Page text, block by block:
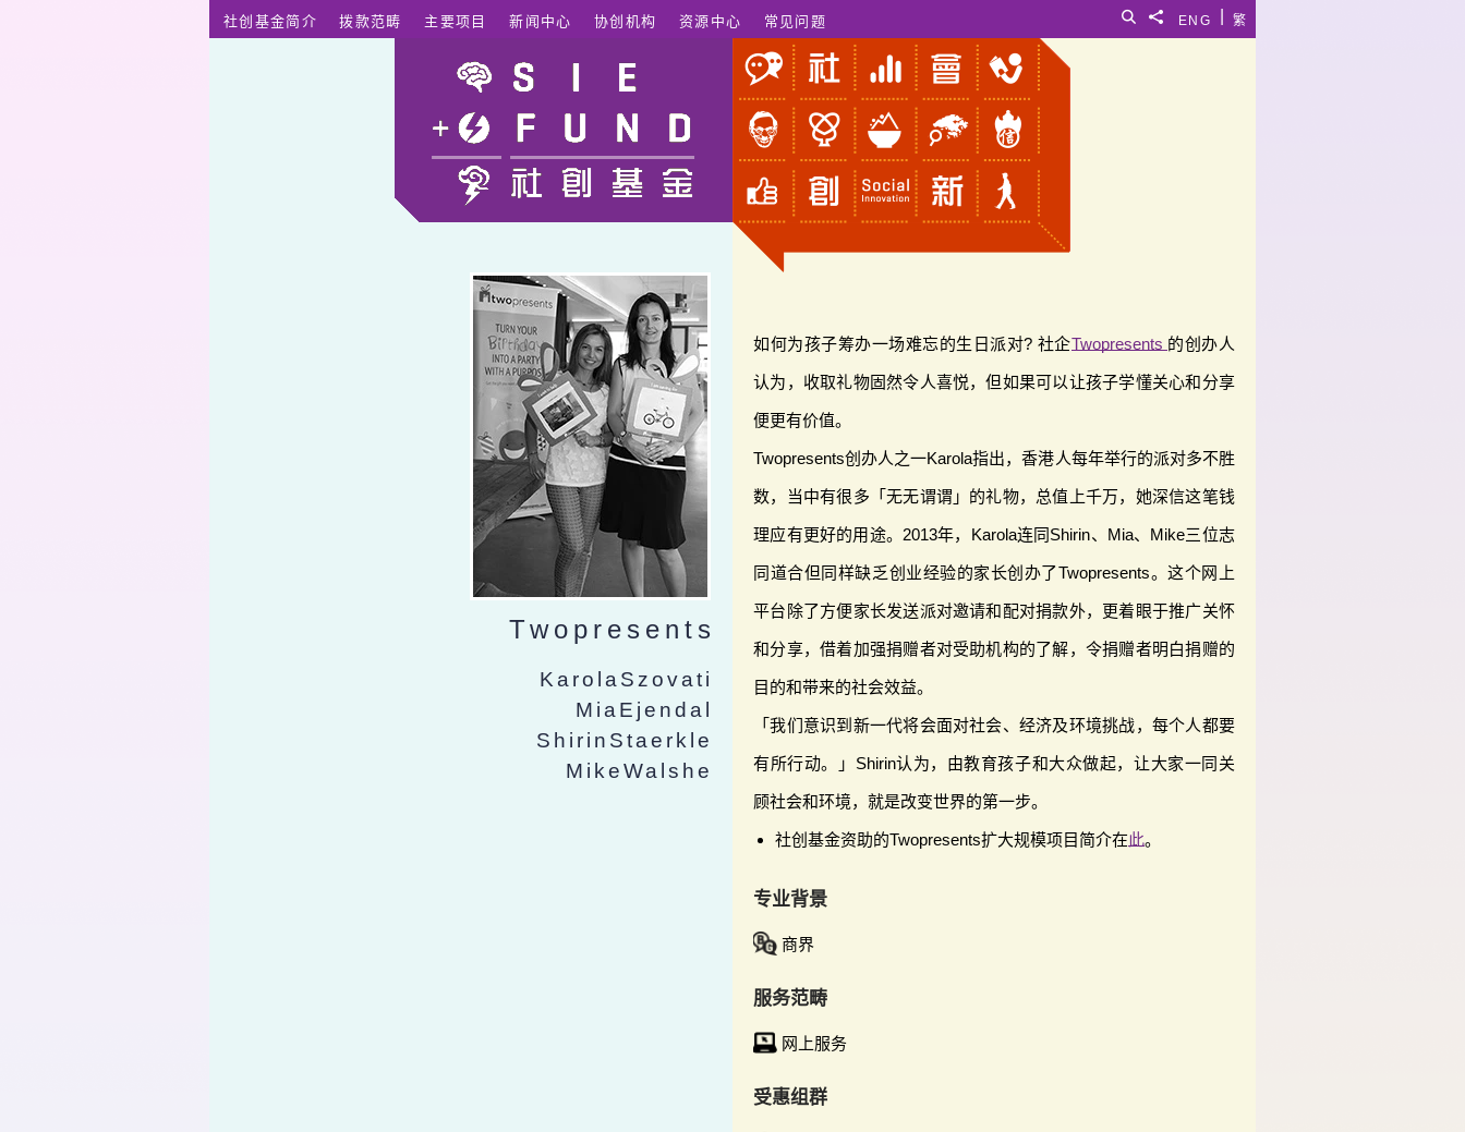
繁
ENG
分享給
搜寻
社创基金简介 拨款范畴 主要项目 新闻中心 协创机构 资源中心 常见问题
Twopresents
KarolaSzovati
MiaEjendal
ShirinStaerkle
MikeWalshe
如何为孩子筹办一场难忘的生日派对? 社企Twopresents 的创办人
认为，收取礼物固然令人喜悦，但如果可以让孩子学懂关心和分享
便更有价值。
Twopresents创办人之一Karola指出，香港人每年举行的派对多不胜
数，当中有很多「无无谓谓」的礼物，总值上千万，她深信这笔钱
理应有更好的用途。2013年，Karola连同Shirin、Mia、Mike三位志
同道合但同样缺乏创业经验的家长创办了Twopresents。这个网上
平台除了方便家长发送派对邀请和配对捐款外，更着眼于推广关怀
和分享，借着加强捐赠者对受助机构的了解，令捐赠者明白捐赠的
目的和带来的社会效益。
「我们意识到新一代将会面对社会、经济及环境挑战，每个人都要
有所行动。」Shirin认为，由教育孩子和大众做起，让大家一同关
顾社会和环境，就是改变世界的第一步。
社创基金资助的Twopresents扩大规模项目简介在此。
专业背景
商界
服务范畴
网上服务
受惠组群